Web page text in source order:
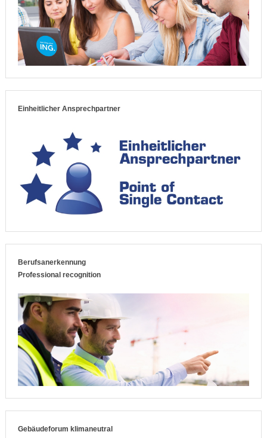
Einheitlicher Ansprechpartner
Berufsanerkennung
Professional recognition
Gebäudeforum klimaneutral